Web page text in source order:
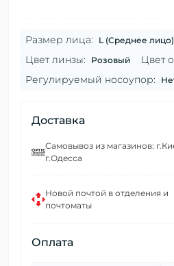
Размер лица: L (Среднее лицо)
Цвет линзы: Розовый Цвет
Регулируемый носоупор:
Доставка
Самовывоз из магазинов:
г.Одесса
Новой почтой в отделения и
почтоматы
Оплата